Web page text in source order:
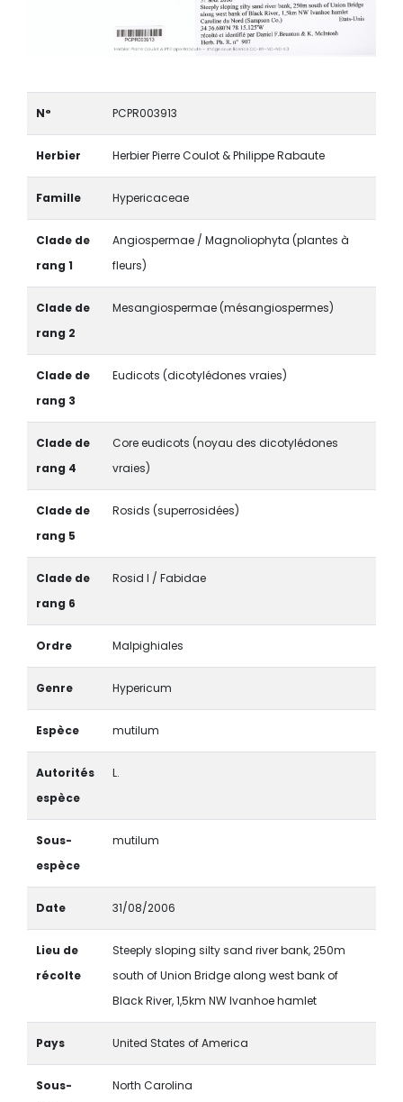
N° PCPR003913
Herbier Herbier Pierre Coulot & Philippe Rabaute
Famille Hypericaceae
Clade de
rang 1
Angiospermae / Magnoliophyta (plantes à
fleurs)
Clade de
rang 2
Mesangiospermae (mésangiospermes)
Clade de
rang 3
Eudicots (dicotylédones vraies)
Clade de
rang 4
Core eudicots (noyau des dicotylédones
vraies)
Clade de
rang 5
Rosids (superrosidées)
Clade de
rang 6
Rosid I / Fabidae
Ordre Malpighiales
Genre Hypericum
Espèce mutilum
Autorités
espèce
L.
Sous-
espèce
mutilum
Date 31/08/2006
Lieu de
récolte
Steeply sloping silty sand river bank, 250m
south of Union Bridge along west bank of
Black River, 1,5km NW Ivanhoe hamlet
Pays United States of America
Sous-
North Carolina